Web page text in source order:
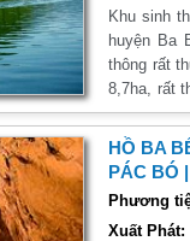
Khu sinh
huyện Ba
thông rất
8,7ha, rất
Chương
và Khu
dưỡng bậc
HỒ BA
PÁC BÓ
Phương
Xuất Phát: